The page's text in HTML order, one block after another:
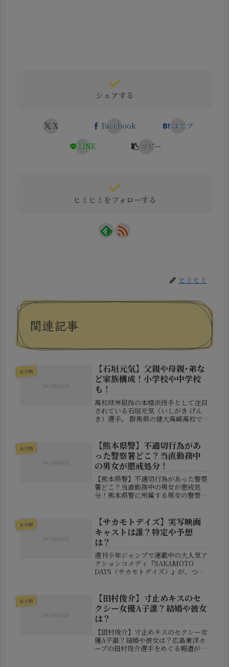
シェアする
X Facebook
はてブ
LINE
コピー
ヒミヒミをフォローする
ヒミヒミ
関連記事
未分類
【石垣元気】父親や母親･弟な
ど家族構成！小学校や中学校
も！
高校球界屈指の本格派投手として注目
されている石垣元気（いしがき げん
き）選手。 群馬県の健大高崎高校で
ウトが熱視線を送っています。 そんな
石垣選手のルーツは、北海道・登別...
未分類
【熊本県警】不適切行為があ
った警察署どこ？当直勤務中
の男女が懲戒処分！
【熊本県警】不適切行為があった警察
署どこ？当直勤務中の男女が懲戒処
分！熊本県警に所属する男女の警察官
した。処分されたのは、30代の男性巡
査長と20代の女性巡査長です。警察
署...
未分類
【サカモトデイズ】実写映画
キャストは誰？特定や予想
は？
週刊少年ジャンプで連載中の大人気ア
クションコメディ『SAKAMOTO
DAYS（サカモトデイズ）』が、つい
SNSではさっそく「キャストは誰？」
「坂本役は絶対あの人！」「南雲...
未分類
【田村俊介】寸止めキスのセ
クシー女優A子誰？結婚や彼女
は？
【田村俊介】寸止めキスのセクシー女
優A子誰？結婚や彼女は？広島東洋カ
ープの田村俊介選手をめぐる報道が、